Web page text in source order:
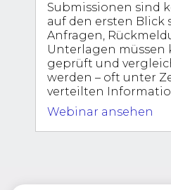
Submissionen sind
auf den ersten Blick
Anfragen,
Unterlagen müssen
geprüft und
werden – oft unter
verteilten
Webinar ansehen